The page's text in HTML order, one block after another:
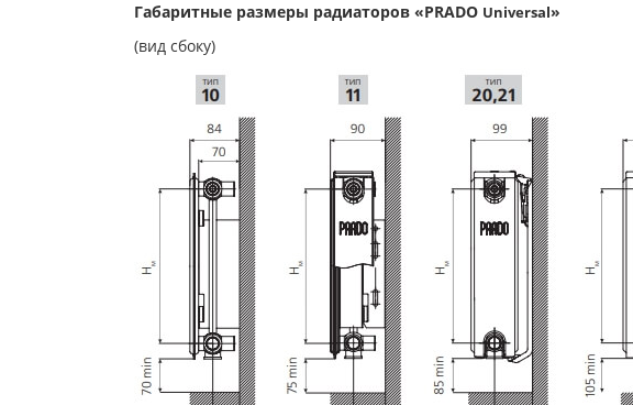
Габаритные размеры радиаторов «PRADO Universal»
(вид сбоку)